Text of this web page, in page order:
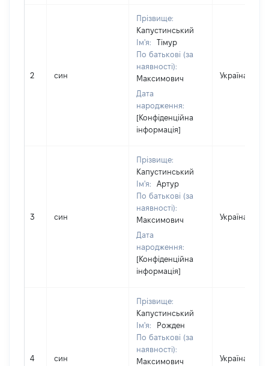
2 син
Прізвище:
Капустинський
Ім'я:
Тімур
По батькові (за
наявності):
Максимович
Дата
народження:
[Конфіденційна
інформація]
Україна
3 син
Прізвище:
Капустинський
Ім'я:
Артур
По батькові (за
наявності):
Максимович
Дата
народження:
[Конфіденційна
інформація]
Україна
4 син
Прізвище:
Капустинський
Ім'я:
Рожден
По батькові (за
наявності):
Максимович
Україна